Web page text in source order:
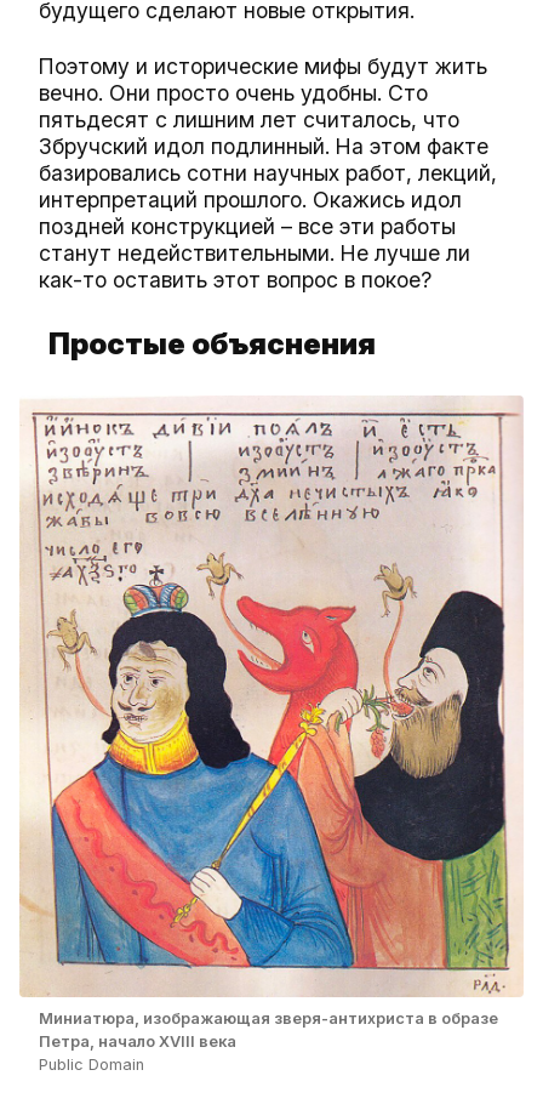
будущего сделают новые открытия.
Поэтому и исторические мифы будут жить
вечно. Они просто очень удобны. Сто
пятьдесят с лишним лет считалось, что
Збручский идол подлинный. На этом факте
базировались сотни научных работ, лекций,
интерпретаций прошлого. Окажись идол
поздней конструкцией – все эти работы
станут недействительными. Не лучше ли
как-то оставить этот вопрос в покое?
Простые объяснения
Миниатюра, изображающая зверя-антихриста в образе
Петра, начало XVIII века
Public Domain